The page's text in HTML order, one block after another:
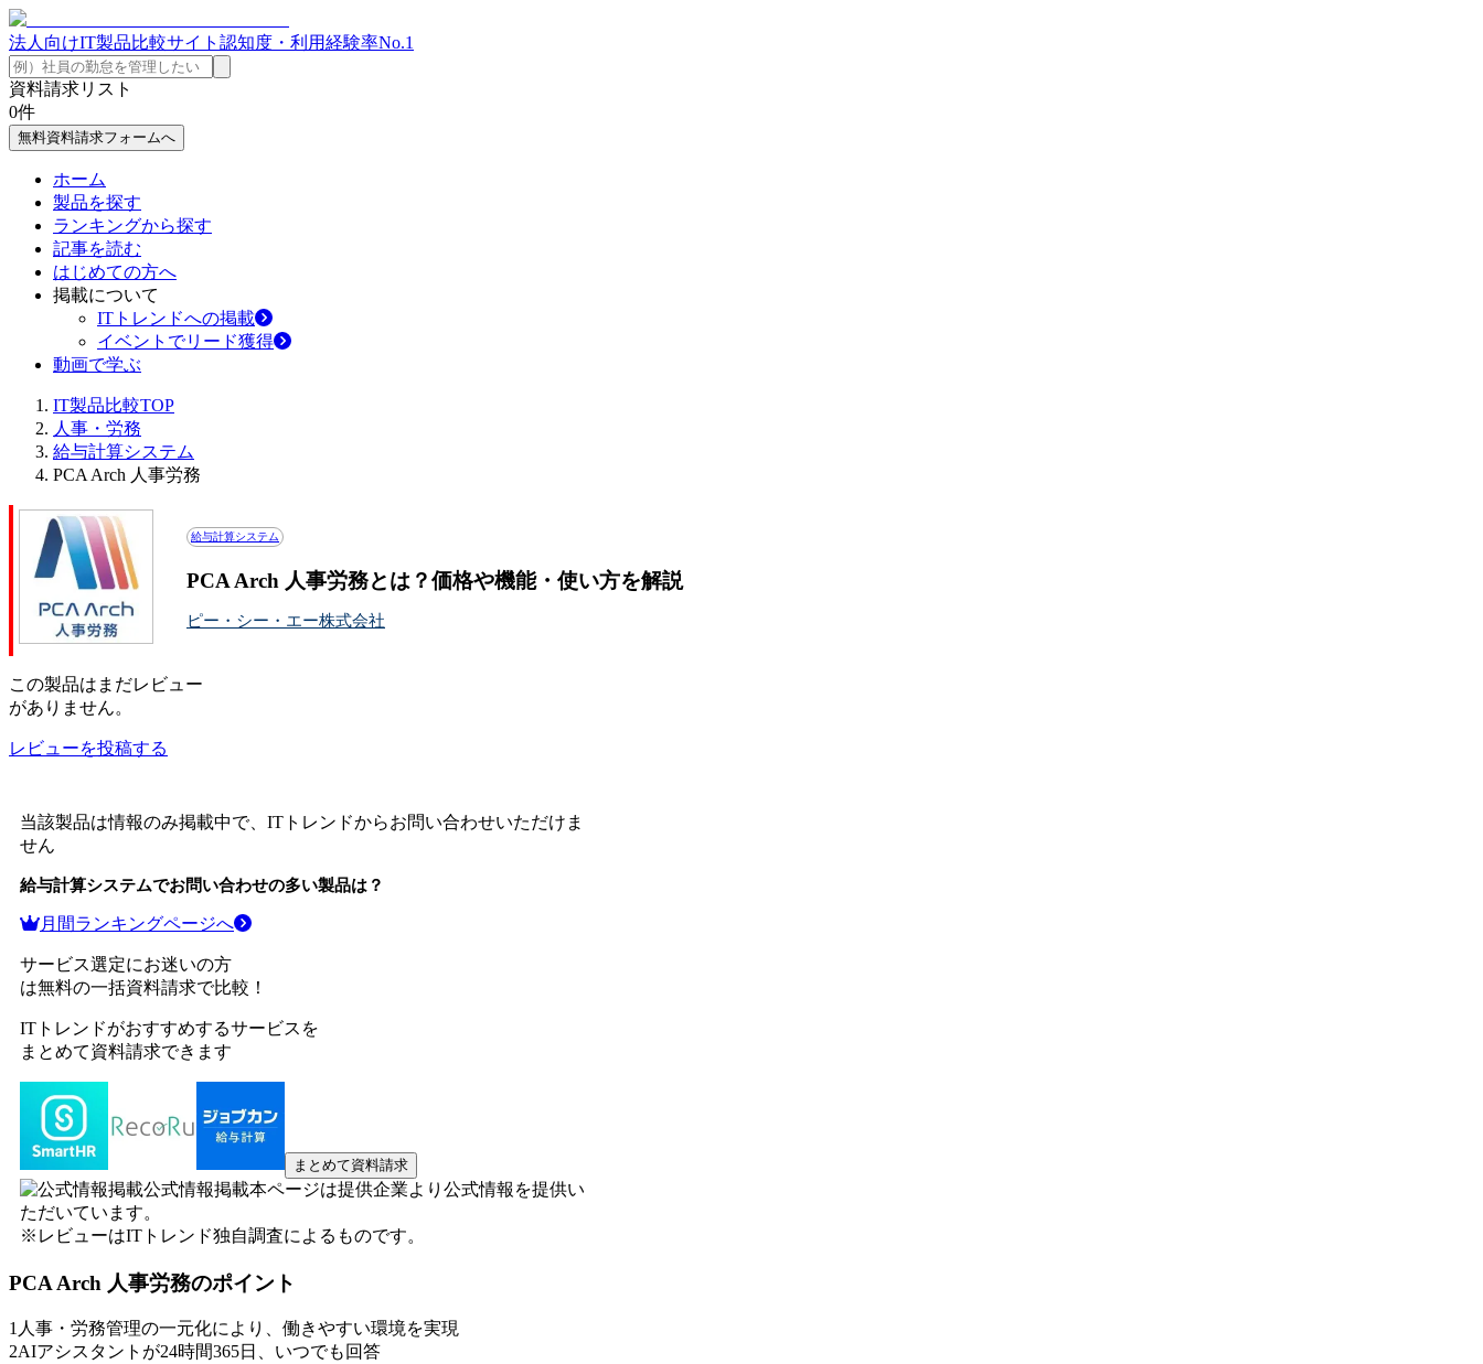
法人向けIT製品比較サイト 認知度・利用経験率No.1
資料請求リスト
0件
無料資料請求フォームへ
ホーム
製品を探す
ランキングから探す
記事を読む
はじめての方へ
掲載について
ITトレンドへの掲載
イベントでリード獲得
動画で学ぶ
IT製品比較TOP
人事・労務
給与計算システム
PCA Arch 人事労務
給与計算システム
PCA Arch 人事労務とは？価格や機能・使い方を解説
ピー・シー・エー株式会社
この製品はまだレビュー
がありません。
レビューを投稿する
当該製品は情報のみ掲載中で、ITトレンドからお問い合わせいただけま
せん
給与計算システムでお問い合わせの多い製品は？
月間ランキングページへ
サービス選定にお迷いの方
は無料の一括資料請求で比較！
ITトレンドがおすすめするサービスを
まとめて資料請求できます
まとめて資料請求
公式情報掲載本ページは提供企業より公式情報を提供い
ただいています。
※レビューはITトレンド独自調査によるものです。
PCA Arch 人事労務のポイント
1人事・労務管理の一元化により、働きやすい環境を実現
2AIアシスタントが24時間365日、いつでも回答